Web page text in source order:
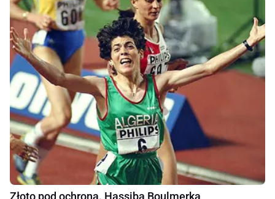
Złoto pod ochroną. Hassiba Boulmerka